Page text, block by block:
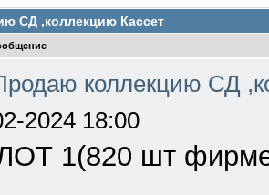
СД ,коллекцию Кассет
коллекцию СД
2024 18:00
1(820 шт